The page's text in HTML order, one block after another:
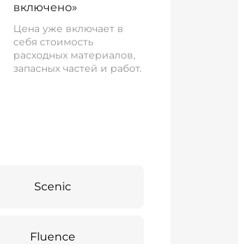
включено»
Цена уже включает в
себя стоимость
расходных материалов,
запасных частей и работ.
Scenic
Fluence